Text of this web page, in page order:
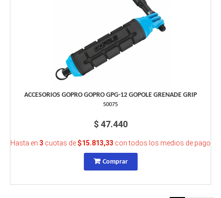
ACCESORIOS GOPRO GOPRO GPG-12 GOPOLE GRENADE GRIP
50075
$ 47.440
Hasta en 3 cuotas de $15.813,33 con todos los medios de pago
Comprar